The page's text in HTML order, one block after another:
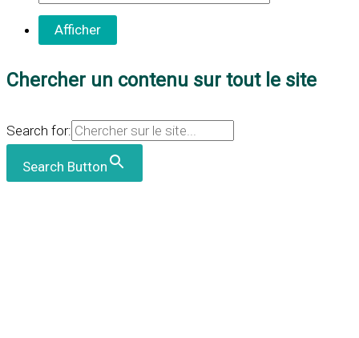
Chercher un contenu sur tout le site
Search for:
Search Button